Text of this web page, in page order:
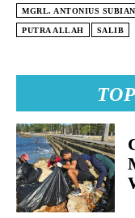
MGRL. ANTONIUS
PUTRA ALLAH SALIB